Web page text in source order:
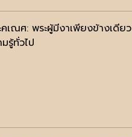
คเณศ: พระผู้มีงาเพียงข้างเดียว
รู้ทั่วไป